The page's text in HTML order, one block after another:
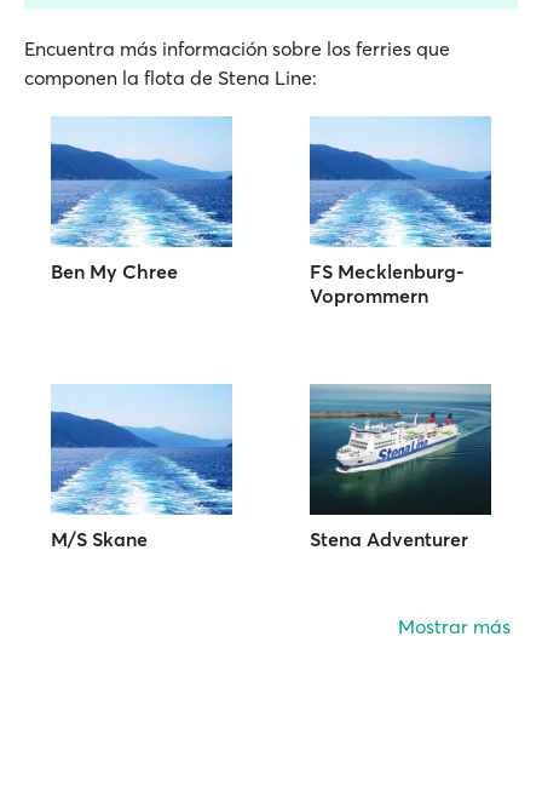
Encuentra más información sobre los ferries que
componen la flota de Stena Line:
Ben My Chree
FS Mecklenburg-
Voprommern
M/S Skane Stena Adventurer
Mostrar más